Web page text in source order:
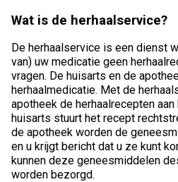
Wat is de herhaalservice?
De herhaalservice is een dienst
van) uw medicatie geen
vragen. De huisarts en de
herhaalmedicatie. Met de
apotheek de herhaalrecepten
huisarts stuurt het recept
de apotheek worden de
en u krijgt bericht dat u ze kunt
kunnen deze geneesmiddelen
worden bezorgd.